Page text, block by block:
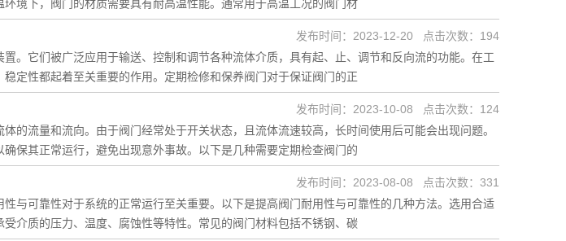
境下，阀门的材质需要具有耐高温性能。通常用于高温工况的阀门材
。它们被广泛应用于输送、控制和调节各种流体介质，具有起、止、调节和反向流的功能。在工
定性都起着至关重要的作用。定期检修和保养阀门对于保证阀门的正
发布时间：2023-12-20 点击次数：194
的流量和流向。由于阀门经常处于开关状态，且流体流速较高，长时间使用后可能会出现问题。
保其正常运行，避免出现意外事故。以下是几种需要定期检查阀门的
发布时间：2023-10-08 点击次数：124
与可靠性对于系统的正常运行至关重要。以下是提高阀门耐用性与可靠性的几种方法。选用合适
介质的压力、温度、腐蚀性等特性。常见的阀门材料包括不锈钢、碳
发布时间：2023-08-08 点击次数：331